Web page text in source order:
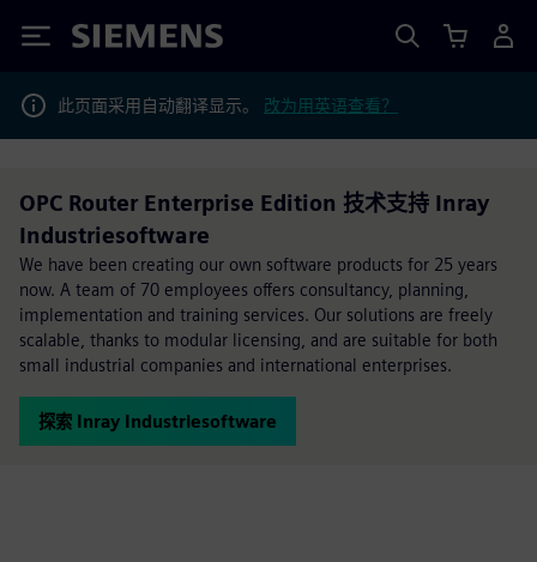
Siemens
此页面采用自动翻译显示。 改为用英语查看？
OPC Router Enterprise Edition 技术支持 Inray
Industriesoftware
We have been creating our own software products for 25 years
now. A team of 70 employees offers consultancy, planning,
implementation and training services. Our solutions are freely
scalable, thanks to modular licensing, and are suitable for both
small industrial companies and international enterprises.
探索 Inray Industriesoftware